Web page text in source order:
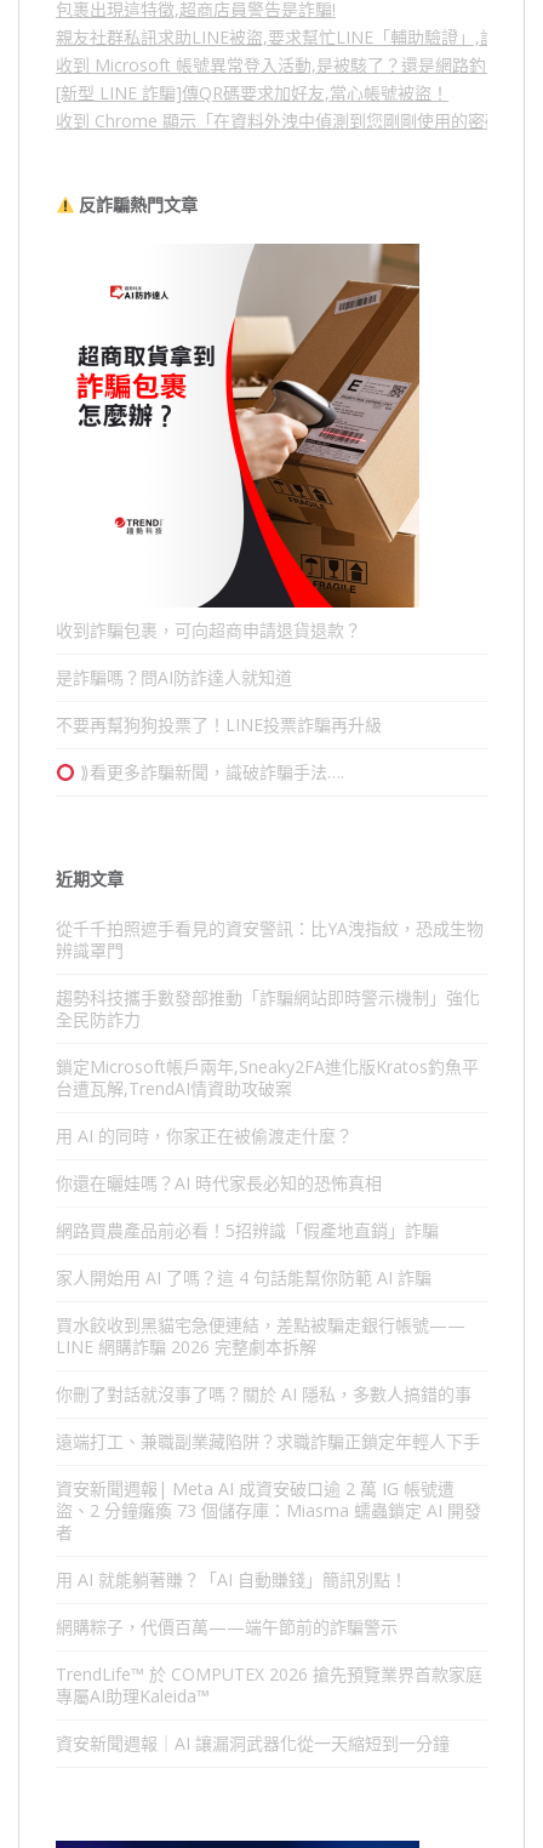
包裹出現這特徵,超商店員警告是詐騙!
親友社群私訊求助LINE被盜,要求幫忙LINE「輔助驗證」,詐騙
收到 Microsoft 帳號異常登入活動,是被駭了？還是網路釣魚？
[新型 LINE 詐騙]傳QR碼要求加好友,當心帳號被盜！
收到 Chrome 顯示「在資料外洩中偵測到您剛剛使用的密碼」
反詐騙熱門文章
收到詐騙包裹，可向超商申請退貨退款？
是詐騙嗎？問AI防詐達人就知道
不要再幫狗狗投票了！LINE投票詐騙再升級
⟫看更多詐騙新聞，識破詐騙手法….
近期文章
從千千拍照遮手看見的資安警訊：比YA洩指紋，恐成生物
辨識罩門
趨勢科技攜手數發部推動「詐騙網站即時警示機制」強化
全民防詐力
鎖定Microsoft帳戶兩年,Sneaky2FA進化版Kratos釣魚平
台遭瓦解,TrendAI情資助攻破案
用 AI 的同時，你家正在被偷渡走什麼？
你還在曬娃嗎？AI 時代家長必知的恐怖真相
網路買農產品前必看！5招辨識「假產地直銷」詐騙
家人開始用 AI 了嗎？這 4 句話能幫你防範 AI 詐騙
買水餃收到黑貓宅急便連結，差點被騙走銀行帳號——
LINE 網購詐騙 2026 完整劇本拆解
你刪了對話就沒事了嗎？關於 AI 隱私，多數人搞錯的事
遠端打工、兼職副業藏陷阱？求職詐騙正鎖定年輕人下手
資安新聞週報| Meta AI 成資安破口逾 2 萬 IG 帳號遭
盜、2 分鐘癱瘓 73 個儲存庫：Miasma 蠕蟲鎖定 AI 開發
者
用 AI 就能躺著賺？「AI 自動賺錢」簡訊別點！
網購粽子，代價百萬——端午節前的詐騙警示
TrendLife™ 於 COMPUTEX 2026 搶先預覽業界首款家庭
專屬AI助理Kaleida™
資安新聞週報｜AI 讓漏洞武器化從一天縮短到一分鐘